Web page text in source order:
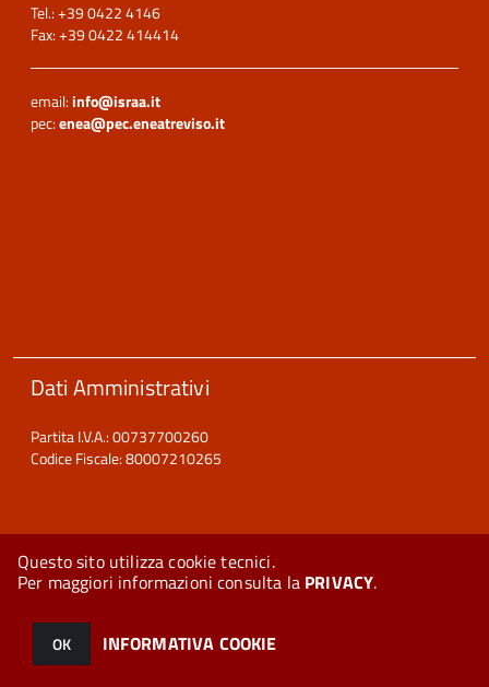
Questo sito utilizza cookie tecnici.
Per maggiori informazioni consulta la PRIVACY.
OK INFORMATIVA COOKIE
Tel.: +39 0422 4146
Fax: +39 0422 414414
email:info@israa.it
pec:enea@pec.eneatreviso.it
Dati Amministrativi
Partita I.V.A.: 00737700260
Codice Fiscale: 80007210265
© 2026 Halley Informatica. Tutti i diritti riservati. Halley EG 041440.